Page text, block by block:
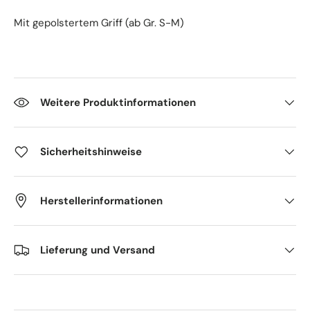
Mit gepolstertem Griff (ab Gr. S-M)
Weitere Produktinformationen
Sicherheitshinweise
Herstellerinformationen
Lieferung und Versand